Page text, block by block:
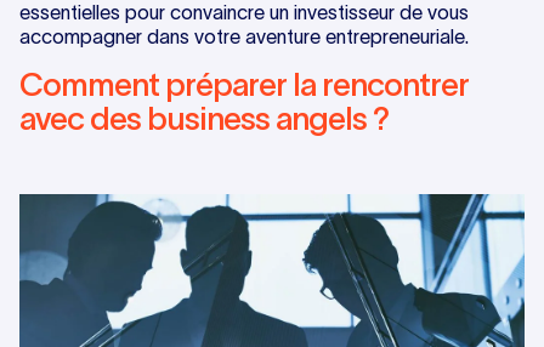
essentielles pour convaincre un investisseur de vous
accompagner dans votre aventure entrepreneuriale.
Comment préparer la rencontrer
avec des business angels ?